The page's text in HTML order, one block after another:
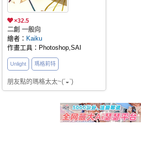
×32.5
二創 一般向
繪者： Kaiku
作畫工具：Photoshop,SAI
Unlight 瑪格莉特
朋友點的瑪格太太~(ˊ◒ˋ)